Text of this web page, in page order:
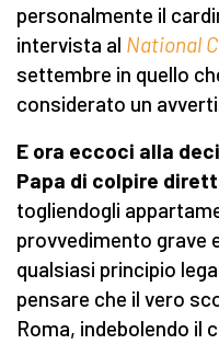
personalmente il
intervista al National
settembre in quello
considerato un
E ora eccoci alla
Papa di colpire
togliendogli
provvedimento grave
qualsiasi principio
pensare che il vero
Roma, indebolendo il